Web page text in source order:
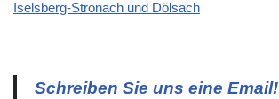
Schreiben Sie uns eine Email!